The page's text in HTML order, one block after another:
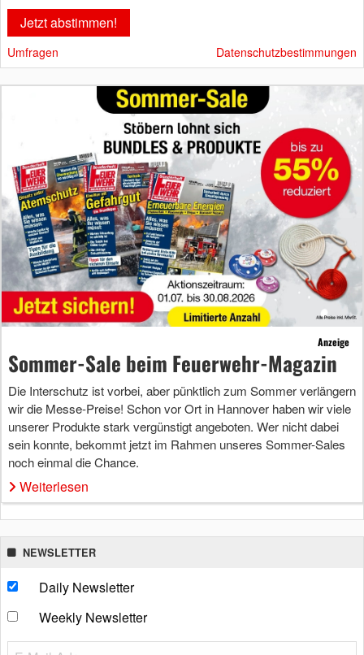
Umfragen Datenschutzbestimmungen
Anzeige
Sommer-Sale beim Feuerwehr-Magazin
Die Interschutz ist vorbei, aber pünktlich zum Sommer verlängern
wir die Messe-Preise! Schon vor Ort in Hannover haben wir viele
unserer Produkte stark vergünstigt angeboten. Wer nicht dabei
sein konnte, bekommt jetzt im Rahmen unseres Sommer-Sales
noch einmal die Chance.
Weiterlesen
NEWSLETTER
Daily Newsletter
Weekly Newsletter